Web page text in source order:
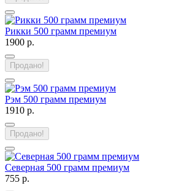
Рикки 500 грамм премиум
1900 р.
Продано!
Рэм 500 грамм премиум
1910 р.
Продано!
Северная 500 грамм премиум
755 р.